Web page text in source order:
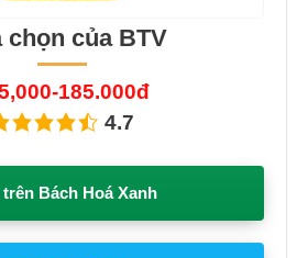
chọn của BTV
185.000đ
4.7
trên Bách Hoá Xanh